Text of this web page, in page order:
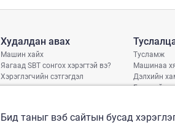
Худалдан авах
Машин хайх
Яагаад SBT сонгох хэрэгтэй вэ?
Хэрэглэгчийн сэтгэгдэл
Тусламж
Машинаа
Дэлхийн
Гэмтлийн
Бид таныг вэб сайтын бусад